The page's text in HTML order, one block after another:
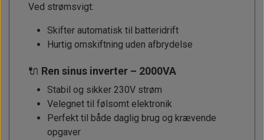
Ved strømsvigt:
Skifter automatisk til batteridrift
Hurtig omskiftning uden afbrydelse
🔌 Ren sinus inverter – 2000VA
Stabil og sikker 230V strøm
Velegnet til følsomt elektronik
Perfekt til både daglig brug og krævende
opgaver